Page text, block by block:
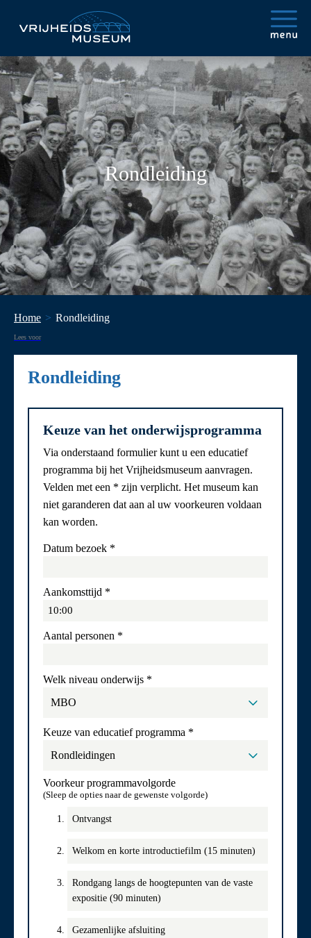
Rondleiding
Home Rondleiding
Lees voor
Rondleiding
Keuze van het onderwijsprogramma
Via onderstaand formulier kunt u een educatief
programma bij het Vrijheidsmuseum aanvragen.
Velden met een * zijn verplicht. Het museum kan
niet garanderen dat aan al uw voorkeuren voldaan
kan worden.
Datum bezoek *
Aankomsttijd *
Aantal personen *
Welk niveau onderwijs *
Keuze van educatief programma *
Voorkeur programmavolgorde
(Sleep de opties naar de gewenste volgorde)
Ontvangst
Welkom en korte introductiefilm (15 minuten)
Rondgang langs de hoogtepunten van de vaste
expositie (90 minuten)
Gezamenlijke afsluiting